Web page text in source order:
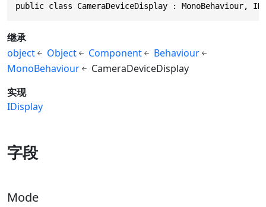
public class CameraDeviceDisplay : MonoBehaviour,
继承
object
Object Component
Behaviour
MonoBehaviour
CameraDeviceDisplay
实现
IDisplay
字段
Mode